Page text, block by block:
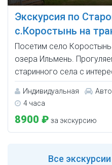
Экскурсия по
с.Коростынь на
Посетим село
озера Ильмень.
старинного села с
Индивидуальная
4 часа
8900 ₽ за экскурсию
Все